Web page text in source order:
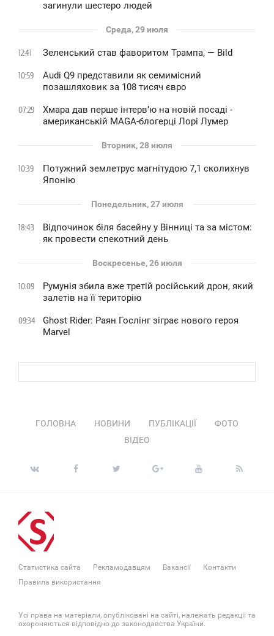
загинули шестеро людей
Среда, 29 июля
12:41 Зеленський став фаворитом Трампа, — Bild
10:59
Audi Q9 представили як семимісний
позашляховик за 108 тисяч євро
07:29
Хмара дав перше інтервʼю на новій посаді -
американській MAGA-блогерці Лорі Лумер
Вторник, 28 июля
10:39
Потужний землетрус магнітудою 7,1 сколихнув
Японію
Понедельник, 27 июля
18:43
Відпочинок біля басейну у Вінниці та за містом:
як провести спекотний день
Воскресенье, 26 июля
10:09
Румунія збила вже третій російський дрон, який
залетів на її територію
09:34
Ghost Rider: Раян Гослінг зіграє нового героя
Marvel
ГОЛОВНА НОВИНИ ПУБЛІКАЦІЇ
ФОТО
ВІДЕО
Статистика сайта Рекламодавцям Вакансії
Контакти
Правила використання
Усі права на матеріали, опубліковані на сайті, належать редакції та
охороняються відповідно до законодавства України.